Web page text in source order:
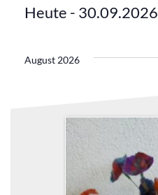
Heute - 30.09.2026
August 2026